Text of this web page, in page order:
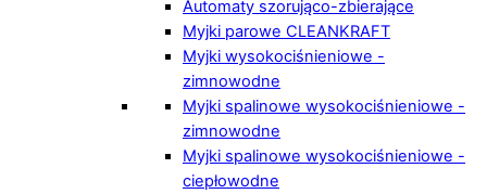
Automaty szorująco-zbierające
Myjki parowe CLEANKRAFT
Myjki wysokociśnieniowe -
zimnowodne
Myjki spalinowe wysokociśnieniowe -
zimnowodne
Myjki spalinowe wysokociśnieniowe -
ciepłowodne